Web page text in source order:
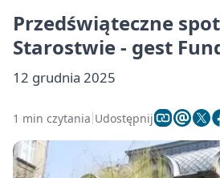
Przedświąteczne
Starostwie - gest
12 grudnia 2025
1 min czytania Udostępnij